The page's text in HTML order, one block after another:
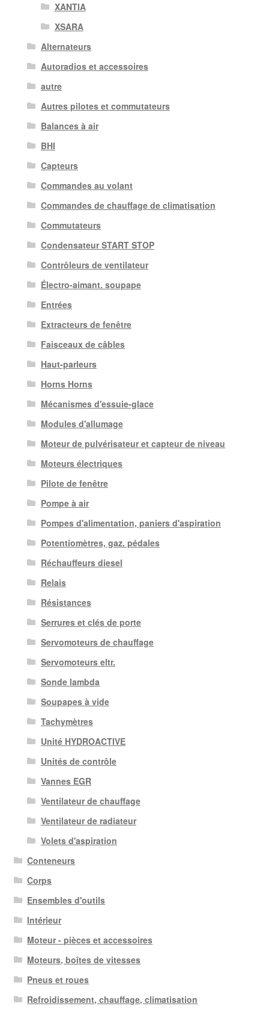
XANTIA
XSARA
Alternateurs
Autoradios et accessoires
autre
Autres pilotes et commutateurs
Balances à air
BHI
Capteurs
Commandes au volant
Commandes de chauffage de climatisation
Commutateurs
Condensateur START STOP
Contrôleurs de ventilateur
Électro-aimant. soupape
Entrées
Extracteurs de fenêtre
Faisceaux de câbles
Haut-parleurs
Horns Horns
Mécanismes d'essuie-glace
Modules d'allumage
Moteur de pulvérisateur et capteur de niveau
Moteurs électriques
Pilote de fenêtre
Pompe à air
Pompes d'alimentation, paniers d'aspiration
Potentiomètres, gaz. pédales
Réchauffeurs diesel
Relais
Résistances
Serrures et clés de porte
Servomoteurs de chauffage
Servomoteurs eltr.
Sonde lambda
Soupapes à vide
Tachymètres
Unité HYDROACTIVE
Unités de contrôle
Vannes EGR
Ventilateur de chauffage
Ventilateur de radiateur
Volets d'aspiration
Conteneurs
Corps
Ensembles d'outils
Intérieur
Moteur - pièces et accessoires
Moteurs, boîtes de vitesses
Pneus et roues
Refroidissement, chauffage, climatisation